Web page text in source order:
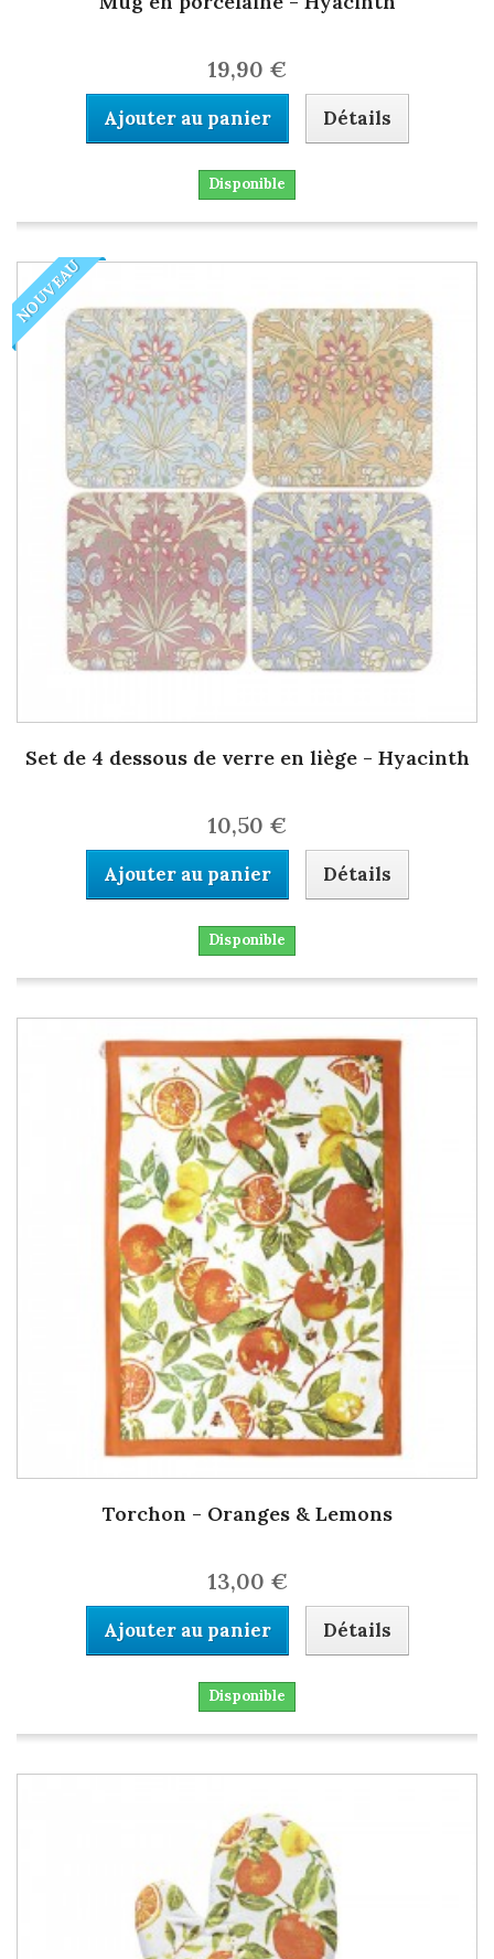
19,90 €
Ajouter au panier Détails
Disponible
NOUVEAU
Set de 4 dessous de verre en liège - Hyacinth
10,50 €
Ajouter au panier Détails
Disponible
Torchon - Oranges & Lemons
13,00 €
Ajouter au panier Détails
Disponible